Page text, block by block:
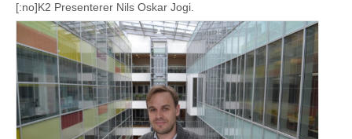
[:no]K2 Presenterer Nils Oskar Jogi.